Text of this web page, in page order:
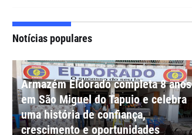
Notícias populares
Armazém Eldorado completa 8 anos
em São Miguel do Tapuio e celebra
uma história de confiança,
crescimento e oportunidades